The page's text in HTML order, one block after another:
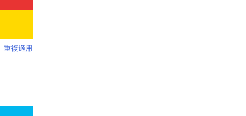
重複適用